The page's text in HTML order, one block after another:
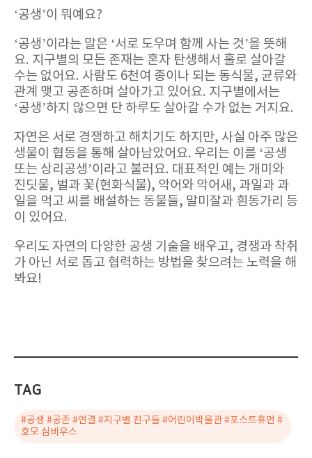
‘공생’이 뭐예요?
‘공생’이라는 말은 ‘서로 도우며 함께 사는 것’을 뜻해
요. 지구별의 모든 존재는 혼자 탄생해서 홀로 살아갈
수는 없어요. 사람도 6천여 종이나 되는 동식물, 균류와
관계 맺고 공존하며 살아가고 있어요. 지구별에서는
‘공생’하지 않으면 단 하루도 살아갈 수가 없는 거지요.
자연은 서로 경쟁하고 해치기도 하지만, 사실 아주 많은
생물이 협동을 통해 살아남았어요. 우리는 이를 ‘공생
또는 상리공생’이라고 불러요. 대표적인 예는 개미와
진딧물, 벌과 꽃(현화식물), 악어와 악어새, 과일과 과
일을 먹고 씨를 배설하는 동물들, 말미잘과 흰동가리 등
이 있어요.
우리도 자연의 다양한 공생 기술을 배우고, 경쟁과 착취
가 아닌 서로 돕고 협력하는 방법을 찾으려는 노력을 해
봐요!
TAG
#공생 #공존 #연결 #지구별 친구들 #어린이박물관 #포스트휴먼 #
호모 심비우스